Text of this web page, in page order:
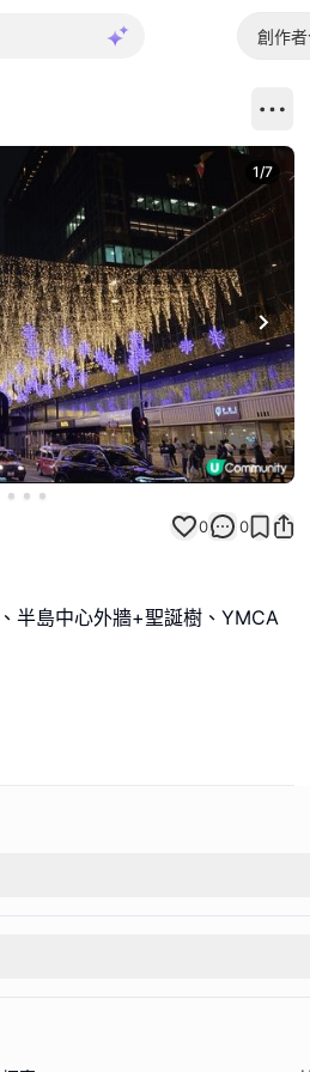
創作
Next
1/7
0 0
半島中心外牆+聖誕樹、YMCA